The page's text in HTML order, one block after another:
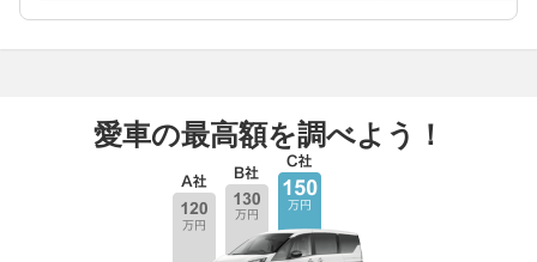
愛車の最高額を調べよう！